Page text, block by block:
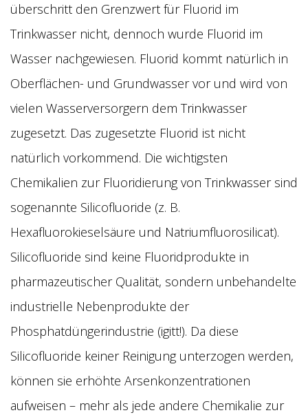
überschritt den Grenzwert für Fluorid im
Trinkwasser nicht, dennoch wurde Fluorid im
Wasser nachgewiesen. Fluorid kommt natürlich in
Oberflächen- und Grundwasser vor und wird von
vielen Wasserversorgern dem Trinkwasser
zugesetzt. Das zugesetzte Fluorid ist nicht
natürlich vorkommend. Die wichtigsten
Chemikalien zur Fluoridierung von Trinkwasser sind
sogenannte Silicofluoride (z. B.
Hexafluorokieselsäure und Natriumfluorosilicat).
Silicofluoride sind keine Fluoridprodukte in
pharmazeutischer Qualität, sondern unbehandelte
industrielle Nebenprodukte der
Phosphatdüngerindustrie (igitt!). Da diese
Silicofluoride keiner Reinigung unterzogen werden,
können sie erhöhte Arsenkonzentrationen
aufweisen – mehr als jede andere Chemikalie zur